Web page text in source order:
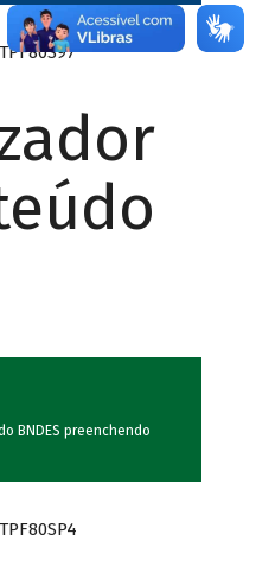
BNDES preenchendo